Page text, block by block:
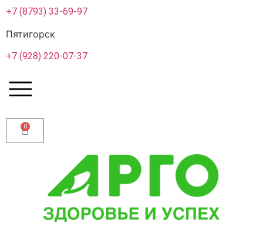
+7 (8793) 33-69-97
Пятигорск
+7 (928) 220-07-37
0